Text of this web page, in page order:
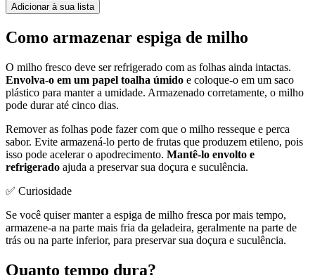
Adicionar à sua lista
Como armazenar espiga de milho
O milho fresco deve ser refrigerado com as folhas ainda intactas.
Envolva-o em um papel toalha úmido e coloque-o em um saco
plástico para manter a umidade. Armazenado corretamente, o milho
pode durar até cinco dias.
Remover as folhas pode fazer com que o milho resseque e perca
sabor. Evite armazená-lo perto de frutas que produzem etileno, pois
isso pode acelerar o apodrecimento. Mantê-lo envolto e
refrigerado ajuda a preservar sua doçura e suculência.
✅ Curiosidade
Se você quiser manter a espiga de milho fresca por mais tempo,
armazene-a na parte mais fria da geladeira, geralmente na parte de
trás ou na parte inferior, para preservar sua doçura e suculência.
Quanto tempo dura?